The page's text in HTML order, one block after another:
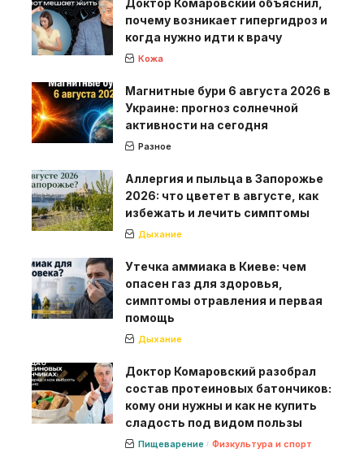
Доктор Комаровский объяснил,
почему возникает гипергидроз и
когда нужно идти к врачу
Кожа
Магнитные бури 6 августа 2026 в
Украине: прогноз солнечной
активности на сегодня
Разное
Аллергия и пыльца в Запорожье
2026: что цветет в августе, как
избежать и лечить симптомы
Дыхание
Утечка аммиака в Киеве: чем
опасен газ для здоровья,
симптомы отравления и первая
помощь
Дыхание
Доктор Комаровский разобрал
состав протеиновых батончиков:
кому они нужны и как не купить
сладость под видом пользы
Пищеварение Физкультура и спорт